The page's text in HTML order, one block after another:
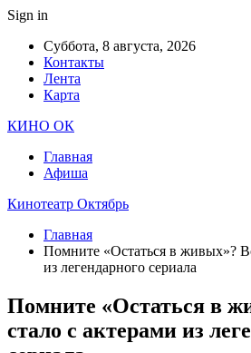
Sign in
Суббота, 8 августа, 2026
Контакты
Лента
Карта
КИНО ОК
Главная
Афиша
Кинотеатр Октябрь
Главная
Помните «Остаться в живых»?
из легендарного сериала
Помните «Остаться в
стало с актерами из